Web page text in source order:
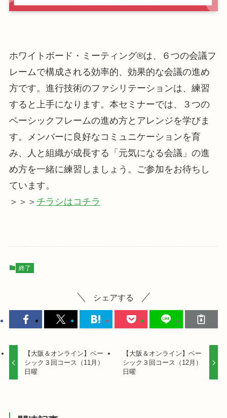
ホワイトボード・ミーティング®は、６つの会議フ
レームで構成される効率的、効果的な会議の進め
方です。進行技術のファシリテーションは、練習
すると上手になります。本セミナーでは、３つの
ベーシックフレームの進め方とアレンジを学びま
す。メンバーに良好なコミュニケーションを育
み、人と組織が成長する「元気になる会議」の進
め方を一緒に練習しましょう。ご参加をお待ちし
ています。
＞＞＞ チラシはコチラ
終了
シェアする
【大阪＆オンライン】ベー
シック３回コース（11月）
日曜
【大阪＆オンライン】ベー
シック３回コース（12月）
日曜